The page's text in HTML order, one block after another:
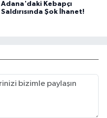
Adana'daki Kebapçı
Saldırısında Şok İhanet!